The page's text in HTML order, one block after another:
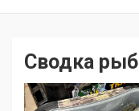
Сводка